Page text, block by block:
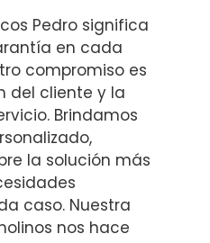
Pedro significa
en cada
compromiso es
del cliente y la
Brindamos
la solución más
caso. Nuestra
nos hace